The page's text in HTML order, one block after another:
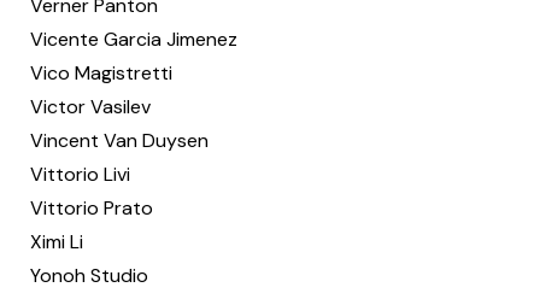
Verner Panton
Vicente Garcia Jimenez
Vico Magistretti
Victor Vasilev
Vincent Van Duysen
Vittorio Livi
Vittorio Prato
Ximi Li
Yonoh Studio